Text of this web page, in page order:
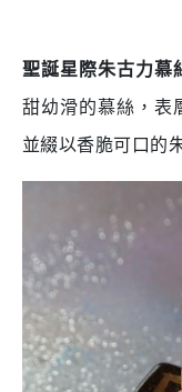
聖誕星際朱古力慕
甜幼滑的慕絲，表
並綴以香脆可口的